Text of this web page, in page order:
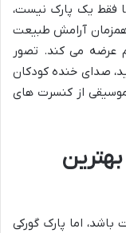
فقط یک پارک نیست،
آرامش طبیعت
عرضه می کند. تصور
صدای خنده کودکان
از کنسرت های
اما پارک گورکی